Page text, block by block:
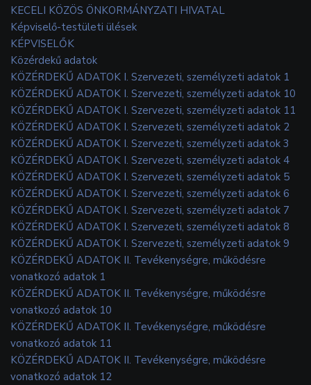
KECELI KÖZÖS ÖNKORMÁNYZATI HIVATAL
Képviselő-testületi ülések
KÉPVISELŐK
Közérdekű adatok
KÖZÉRDEKŰ ADATOK I. Szervezeti, személyzeti adatok 1
KÖZÉRDEKŰ ADATOK I. Szervezeti, személyzeti adatok 10
KÖZÉRDEKŰ ADATOK I. Szervezeti, személyzeti adatok 11
KÖZÉRDEKŰ ADATOK I. Szervezeti, személyzeti adatok 2
KÖZÉRDEKŰ ADATOK I. Szervezeti, személyzeti adatok 3
KÖZÉRDEKŰ ADATOK I. Szervezeti, személyzeti adatok 4
KÖZÉRDEKŰ ADATOK I. Szervezeti, személyzeti adatok 5
KÖZÉRDEKŰ ADATOK I. Szervezeti, személyzeti adatok 6
KÖZÉRDEKŰ ADATOK I. Szervezeti, személyzeti adatok 7
KÖZÉRDEKŰ ADATOK I. Szervezeti, személyzeti adatok 8
KÖZÉRDEKŰ ADATOK I. Szervezeti, személyzeti adatok 9
KÖZÉRDEKŰ ADATOK II. Tevékenységre, működésre
vonatkozó adatok 1
KÖZÉRDEKŰ ADATOK II. Tevékenységre, működésre
vonatkozó adatok 10
KÖZÉRDEKŰ ADATOK II. Tevékenységre, működésre
vonatkozó adatok 11
KÖZÉRDEKŰ ADATOK II. Tevékenységre, működésre
vonatkozó adatok 12